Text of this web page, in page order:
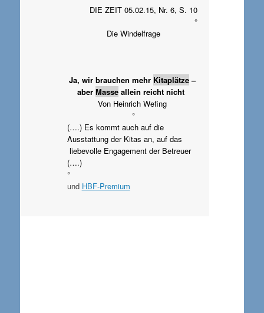
DIE ZEIT 05.02.15, Nr. 6, S. 10
°
Die Windelfrage
Ja, wir brauchen mehr Kitaplätze–
aberMasse allein reicht nicht
Von Heinrich Wefing
°
(….) Es kommt auch auf die
Ausstattung der Kitas an, auf das
liebevolle Engagement der Betreuer
(….)
°
und HBF-Premium